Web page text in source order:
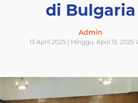
di Bulgaria
Admin
13 April 2025 | Minggu, April 13, 2025